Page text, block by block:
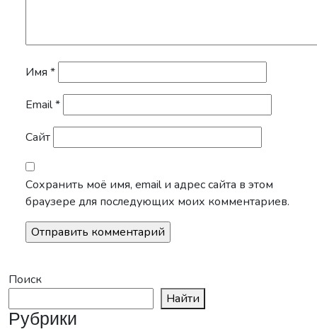
Имя *
Email*
Сайт
Сохранить моё имя, email и адрес сайта в этом
браузере для последующих моих комментариев.
Поиск
Найти
Рубрики